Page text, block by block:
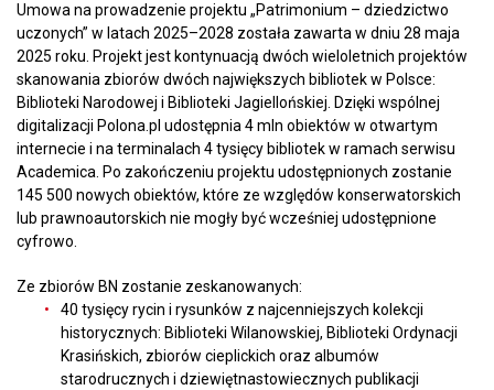
Umowa na prowadzenie projektu „Patrimonium – dziedzictwo
uczonych” w latach 2025–2028 została zawarta w dniu 28 maja
2025 roku. Projekt jest kontynuacją dwóch wieloletnich projektów
skanowania zbiorów dwóch największych bibliotek w Polsce:
Biblioteki Narodowej i Biblioteki Jagiellońskiej. Dzięki wspólnej
digitalizacji Polona.pl udostępnia 4 mln obiektów w otwartym
internecie i na terminalach 4 tysięcy bibliotek w ramach serwisu
Academica. Po zakończeniu projektu udostępnionych zostanie
145 500 nowych obiektów, które ze względów konserwatorskich
lub prawnoautorskich nie mogły być wcześniej udostępnione
cyfrowo.
Ze zbiorów BN zostanie zeskanowanych:
40 tysięcy rycin i rysunków z najcenniejszych kolekcji
historycznych: Biblioteki Wilanowskiej, Biblioteki Ordynacji
Krasińskich, zbiorów cieplickich oraz albumów
starodrucznych i dziewiętnastowiecznych publikacji